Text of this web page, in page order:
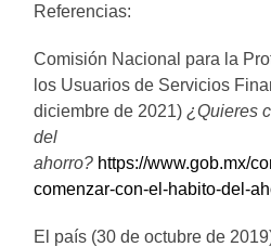
Referencias:
Comisión Nacional para la
los Usuarios de Servicios
diciembre de 2021)¿Quieres
del
ahorro? https://www.gob.mx/
comenzar-con-el-habito-del-
El país (30 de octubre de